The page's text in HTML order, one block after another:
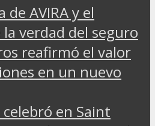
de AVIRA y el
verdad del seguro
reafirmó el valor
en un nuevo
celebró en Saint